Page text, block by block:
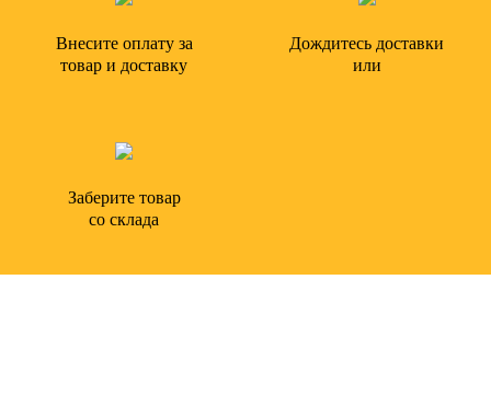
Внесите оплату за
товар и доставку
Дождитесь доставки
или
Заберите товар
со склада